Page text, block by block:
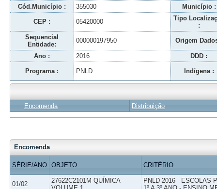
Cód.Município : 355030 Município :
CEP : 05420000
Tipo
:
Sequencial
Entidade:
000000197950 Origem
Ano : 2016 DDD :
Programa : PNLD Indígena :
Encomenda Distribuição
Encomenda
SÉRIE/ANO OBJETO CRITÉRIO
01/02
27622C2101M-QUÍMICA -
PNLD 2016 - ESCOLAS